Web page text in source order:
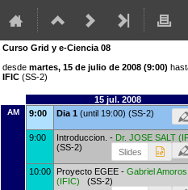
Curso Grid y e-Ciencia 08
desde martes, 15 de julio de 2008 (9:00)
IFIC (SS-2)
15 jul. 2008
AM 9:00 Dia 1 (until 19:00) (SS-2)
9:00 Introduccion. - Dr. JOSE SALT (
(SS-2)
Slides
10:00
Proyecto EGEE - Gabriel Amoros
(IFIC) (SS-2)